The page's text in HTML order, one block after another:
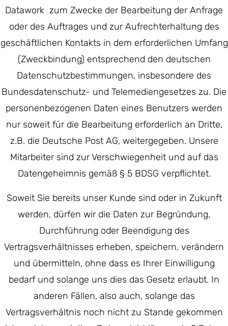
Datawork zum Zwecke der Bearbeitung der Anfrage
oder des Auftrages und zur Aufrechterhaltung des
geschäftlichen Kontakts in dem erforderlichen Umfang
(Zweckbindung) entsprechend den deutschen
Datenschutzbestimmungen, insbesondere des
Bundesdatenschutz- und Telemediengesetzes zu. Die
personenbezogenen Daten eines Benutzers werden
nur soweit für die Bearbeitung erforderlich an Dritte,
z.B. die Deutsche Post AG, weitergegeben. Unsere
Mitarbeiter sind zur Verschwiegenheit und auf das
Datengeheimnis gemäß § 5 BDSG verpflichtet.
Soweit Sie bereits unser Kunde sind oder in Zukunft
werden, dürfen wir die Daten zur Begründung,
Durchführung oder Beendigung des
Vertragsverhältnisses erheben, speichern, verändern
und übermitteln, ohne dass es Ihrer Einwilligung
bedarf und solange uns dies das Gesetz erlaubt. In
anderen Fällen, also auch, solange das
Vertragsverhältnis noch nicht zu Stande gekommen